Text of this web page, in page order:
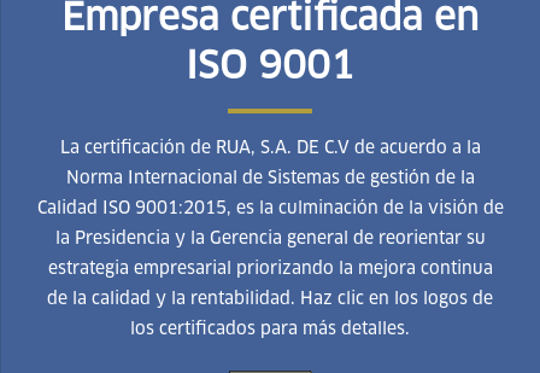
Empresa certificada en
ISO 9001
La certificación de RUA, S.A. DE C.V de acuerdo a la
Norma Internacional de Sistemas de gestión de la
Calidad ISO 9001:2015, es la culminación de la visión de
la Presidencia y la Gerencia general de reorientar su
estrategia empresarial priorizando la mejora continua
de la calidad y la rentabilidad. Haz clic en los logos de
los certificados para más detalles.